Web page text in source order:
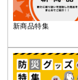
新商品特集